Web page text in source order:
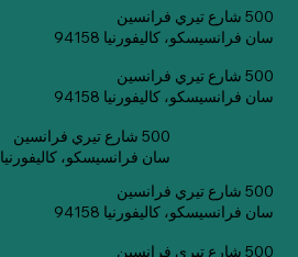
500 شارع تيري فرانسين
سان فرانسيسكو، كاليفورنيا 94158
500 شارع تيري فرانسين
سان فرانسيسكو، كاليفورنيا 94158
500 شارع تيري فرانسين
سان فرانسيسكو، كاليفورنيا 94158
500 شارع تيري فرانسين
سان فرانسيسكو، كاليفورنيا 94158
500 شارع تيري فرانسين